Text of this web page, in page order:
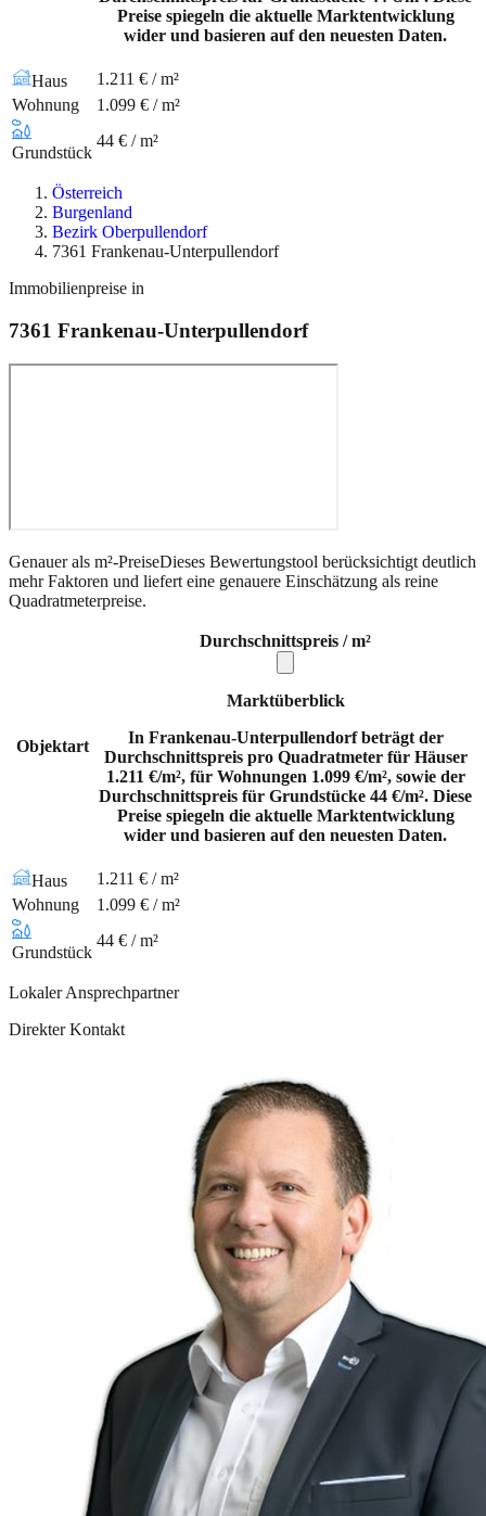
Preise spiegeln die aktuelle Marktentwicklung
wider und basieren auf den neuesten Daten.
Haus
1.211 € / m²
Wohnung
1.099 € / m²
Grundstück
44 € / m²
Österreich
Burgenland
Bezirk Oberpullendorf
7361 Frankenau-Unterpullendorf
Immobilienpreise in
7361 Frankenau-Unterpullendorf
Genauer als m²-PreiseDieses Bewertungstool berücksichtigt deutlich
mehr Faktoren und liefert eine genauere Einschätzung als reine
Quadratmeterpreise.
Objektart
Durchschnittspreis / m²
Marktüberblick
In Frankenau-Unterpullendorf beträgt der
Durchschnittspreis pro Quadratmeter für Häuser
1.211 €/m², für Wohnungen 1.099 €/m², sowie der
Durchschnittspreis für Grundstücke 44 €/m². Diese
Preise spiegeln die aktuelle Marktentwicklung
wider und basieren auf den neuesten Daten.
Haus
1.211 € / m²
Wohnung
1.099 € / m²
Grundstück
44 € / m²
Lokaler Ansprechpartner
Direkter Kontakt